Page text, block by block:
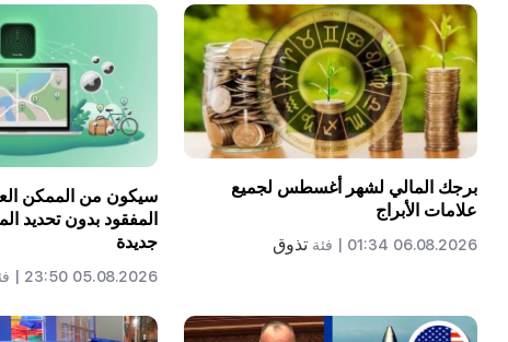
برجك المالي لشهر أغسطس لجميع
علامات الأبراج
06.08.2026 01:34 | فئة تذوق
المفقود بدون تحديد
جديدة
05.08.2026 23:50 |